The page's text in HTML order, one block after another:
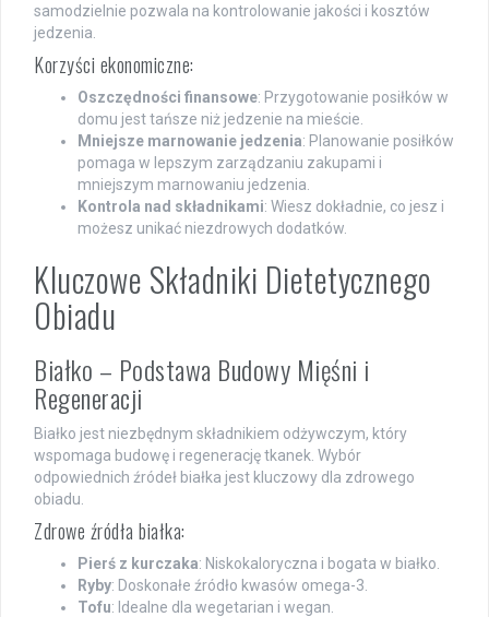
samodzielnie pozwala na kontrolowanie jakości i kosztów
jedzenia.
Korzyści ekonomiczne:
Oszczędności finansowe: Przygotowanie posiłków w
domu jest tańsze niż jedzenie na mieście.
Mniejsze marnowanie jedzenia: Planowanie posiłków
pomaga w lepszym zarządzaniu zakupami i
mniejszym marnowaniu jedzenia.
Kontrola nad składnikami: Wiesz dokładnie, co jesz i
możesz unikać niezdrowych dodatków.
Kluczowe Składniki Dietetycznego
Obiadu
Białko – Podstawa Budowy Mięśni i
Regeneracji
Białko jest niezbędnym składnikiem odżywczym, który
wspomaga budowę i regenerację tkanek. Wybór
odpowiednich źródeł białka jest kluczowy dla zdrowego
obiadu.
Zdrowe źródła białka:
Pierś z kurczaka: Niskokaloryczna i bogata w białko.
Ryby: Doskonałe źródło kwasów omega-3.
Tofu: Idealne dla wegetarian i wegan.